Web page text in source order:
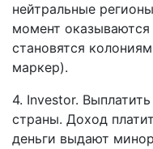
нейтральные
момент
становятся
маркер).
4. Investor.
страны. Доход
деньги выдают